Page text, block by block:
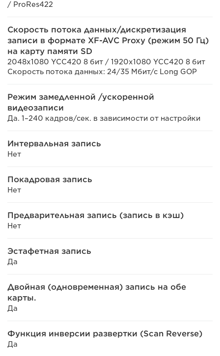
/ ProRes422
Скорость потока данных/дискретизация
записи в формате XF-AVC Proxy (режим 50 Гц)
на карту памяти SD
2048x1080 YCC420 8 бит / 1920x1080 YCC420 8 бит
Скорость потока данных: 24/35 Мбит/с Long GOP
Режим замедленной /ускоренной
видеозаписи
Да. 1–240 кадров/сек. в зависимости от настройки
Интервальная запись
Нет
Покадровая запись
Нет
Предварительная запись (запись в кэш)
Нет
Эстафетная запись
Да
Двойная (одновременная) запись на обе
карты.
Да
Функция инверсии развертки (Scan Reverse)
Да